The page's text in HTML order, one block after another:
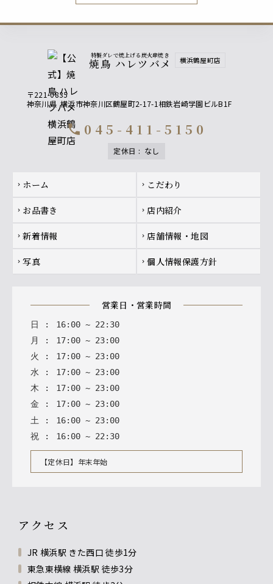
特製ダレで焼上げる炭火串焼き
焼鳥 ハレツバメ 横浜鶴屋町店
〒221-0835
神奈川県 横浜市神奈川区鶴屋町2-17-1相鉄岩崎学園ビルB1F
call 045-411-5150
定休日 : なし
Footer navigation
chevron_right ホーム chevron_right こだわり
chevron_right お品書き chevron_right 店内紹介
chevron_right 新着情報 chevron_right 店舗情報・地図
chevron_right 写真 chevron_right 個人情報保護方針
営業日・営業時間
日 : 16: 00 ~ 22 : 30
月
: 17: 00 ~ 23: 00
火
: 17: 00 ~ 23: 00
水 : 17: 00 ~ 23: 00
木 : 17: 00 ~ 23: 00
金 : 17: 00 ~ 23: 00
土 : 16: 00 ~ 23: 00
祝 : 16: 00 ~ 22 : 30
【定休日】年末年始
アクセス
JR 横浜駅 きた西口 徒歩1分
東急東横線 横浜駅 徒歩3分